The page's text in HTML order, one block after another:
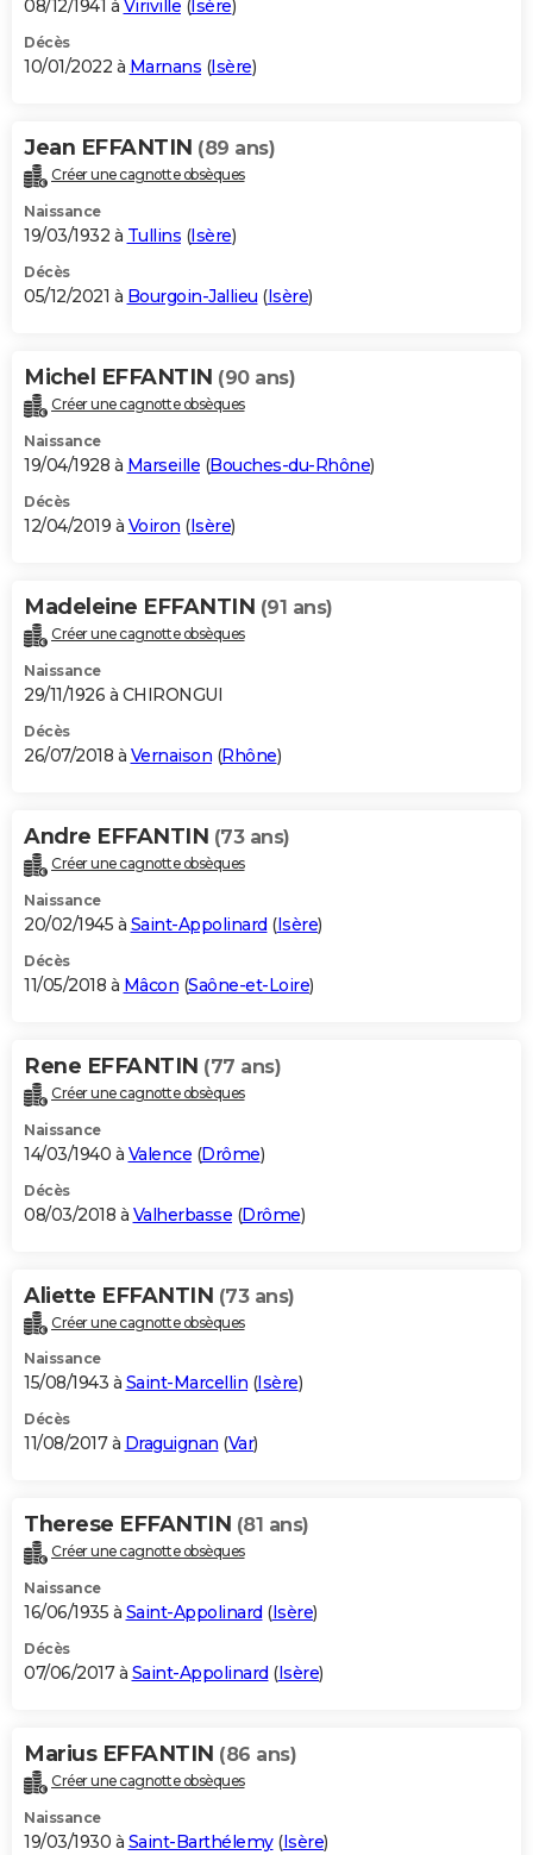
08/12/1941 à Viriville ( Isère)
Décès
10/01/2022 à Marnans (Isère)
Jean EFFANTIN (89 ans)
Créer une cagnotte obsèques
Naissance
19/03/1932 à Tullins (Isère)
Décès
05/12/2021 à Bourgoin-Jallieu (Isère)
Michel EFFANTIN (90 ans)
Créer une cagnotte obsèques
Naissance
19/04/1928 à Marseille (Bouches-du-Rhône)
Décès
12/04/2019 à Voiron (Isère)
Madeleine EFFANTIN (91 ans)
Créer une cagnotte obsèques
Naissance
29/11/1926 à CHIRONGUI
Décès
26/07/2018 à Vernaison (Rhône)
Andre EFFANTIN (73 ans)
Créer une cagnotte obsèques
Naissance
20/02/1945 à Saint-Appolinard (Isère)
Décès
11/05/2018 à Mâcon (Saône-et-Loire)
Rene EFFANTIN (77 ans)
Créer une cagnotte obsèques
Naissance
14/03/1940 à Valence (Drôme)
Décès
08/03/2018 à Valherbasse (Drôme)
Aliette EFFANTIN (73 ans)
Créer une cagnotte obsèques
Naissance
15/08/1943 à Saint-Marcellin (Isère)
Décès
11/08/2017 à Draguignan (Var)
Therese EFFANTIN (81 ans)
Créer une cagnotte obsèques
Naissance
16/06/1935 à Saint-Appolinard (Isère)
Décès
07/06/2017 à Saint-Appolinard (Isère)
Marius EFFANTIN (86 ans)
Créer une cagnotte obsèques
Naissance
19/03/1930 à Saint-Barthélemy(Isère)